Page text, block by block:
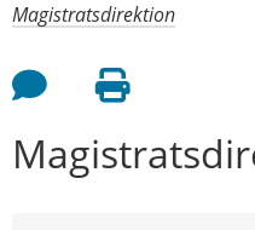
Magistratsdirektion
Feedback an Autor
Seite drucken